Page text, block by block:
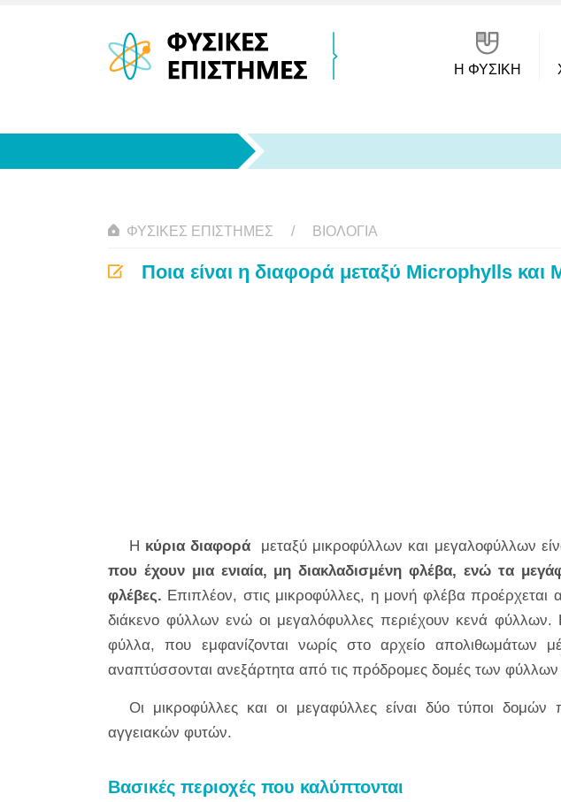
Η ΦΥΣΙΚΗ
ΦΥΣΙΚΈΣ ΕΠΙΣΤΉΜΕΣ ΒΙΟΛΟΓΊΑ
Ποια είναι η διαφορά μεταξύ Microphylls και
Η κύρια διαφορά μεταξύ μικροφύλλων και μεγαλοφύλλων
που έχουν μια ενιαία, μη διακλαδισμένη φλέβα, ενώ τα
φλέβες. Επιπλέον, στις μικροφύλλες, η μονή φλέβα προέρχεται
διάκενο φύλλων ενώ οι μεγαλόφυλλες περιέχουν κενά φύλλων.
φύλλα, που εμφανίζονται νωρίς στο αρχείο απολιθωμάτων
αναπτύσσονται ανεξάρτητα από τις πρόδρομες δομές των
Οι μικροφύλλες και οι μεγαφύλλες είναι δύο τύποι
αγγειακών φυτών.
Βασικές περιοχές που καλύπτονται